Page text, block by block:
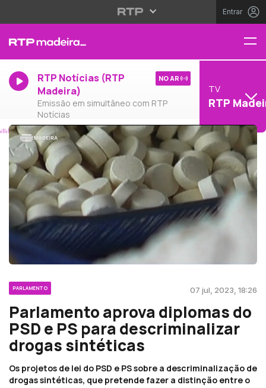
Entrar
RTP Notícias (RTP
Madeira)
Emissão em simultâneo com RTP
Notícias
NO AR
TV
RTP
PARLAMENTO 07 jul, 2023, 18:26
Parlamento aprova diplomas do
PSD e PS para descriminalizar
drogas sintéticas
Os projetos de lei do PSD e PS sobre a descriminalização de
drogas sintéticas, que pretende fazer a distinção entre o